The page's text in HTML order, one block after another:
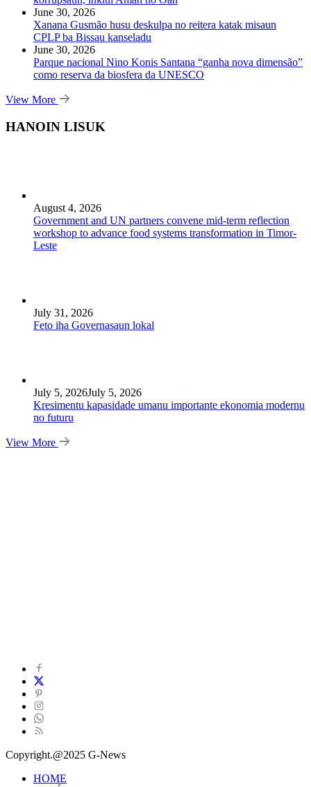
June 30, 2026
Xanana Gusmão husu deskulpa no reitera katak misaun
CPLP ba Bissau kanseladu
June 30, 2026
Parque nacional Nino Konis Santana “ganha nova dimensão”
como reserva da biosfera da UNESCO
View More
HANOIN LISUK
August 4, 2026
Government and UN partners convene mid-term reflection
workshop to advance food systems transformation in Timor-
Leste
July 31, 2026
Feto iha Governasaun lokal
July 5, 2026July 5, 2026
Kresimentu kapasidade umanu importante ekonomia modernu
no futuru
View More
Copyright.@2025 G-News
HOME